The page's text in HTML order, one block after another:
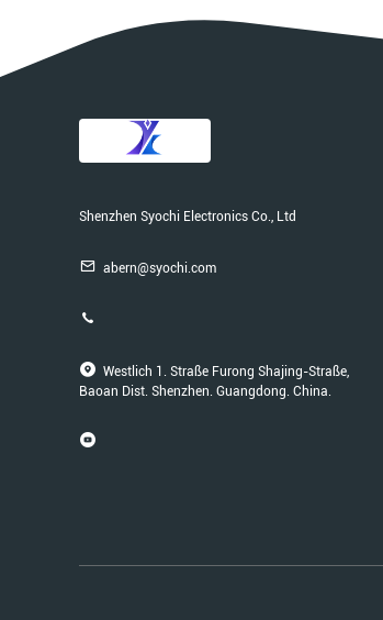
Shenzhen Syochi Electronics Co., Ltd
abern@syochi.com
Westlich 1. Straße Furong Shajing-Straße,
Baoan Dist. Shenzhen. Guangdong. China.